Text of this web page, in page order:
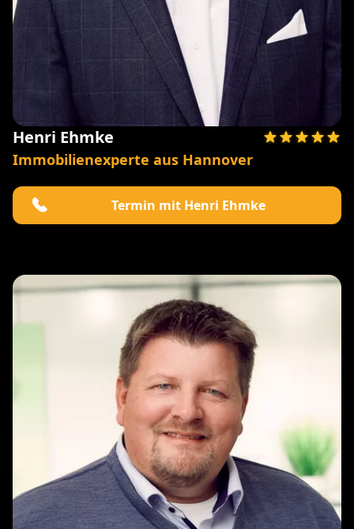
Henri Ehmke
Immobilienexperte aus Hannover
Termin mit Henri Ehmke